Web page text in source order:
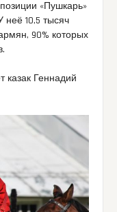
«Пушкарь»
неё 10,5 тысяч
90% которых
казак Геннадий